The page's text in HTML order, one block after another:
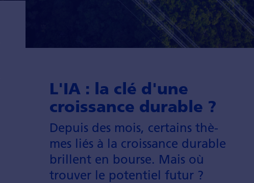
L'IA : la clé d'une
croissance durable ?
Depuis des mois, certains thè­
mes liés à la crois­sance dura­ble
brillent en bourse. Mais où
trou­ver le poten­tiel futur ?